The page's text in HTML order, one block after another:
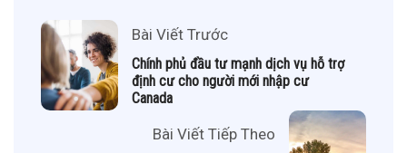
Bài Viết Trước
Chính phủ đầu tư mạnh dịch vụ hỗ trợ
định cư cho người mới nhập cư
Canada
Bài Viết Tiếp Theo